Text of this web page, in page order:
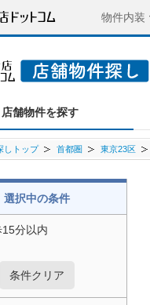
物件内装
店舗物件を探す
しトップ 首都圏 東京23区
選択中の条件
15分以内
条件クリア